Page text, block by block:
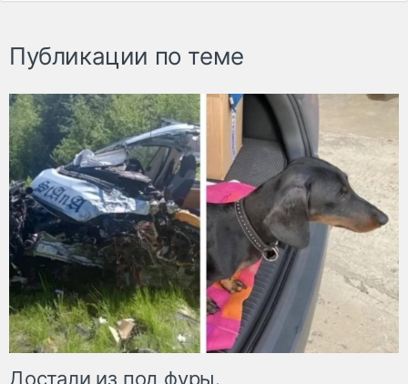
Публикации по теме
Достали из под фуры.